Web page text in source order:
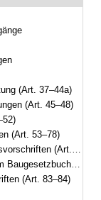
(Art. 37–44a)
(Art. 45–48)
(Art. 53–78)
(Art. 79–81a)
(Art. 82–82c)
(Art. 83–84)